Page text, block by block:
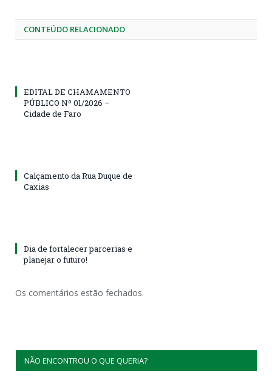
CONTEÚDO RELACIONADO
EDITAL DE CHAMAMENTO
PÚBLICO Nº 01/2026 –
Cidade de Faro
Calçamento da Rua Duque de
Caxias
Dia de fortalecer parcerias e
planejar o futuro!
Os comentários estão fechados.
NÃO ENCONTROU O QUE QUERIA?